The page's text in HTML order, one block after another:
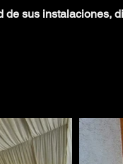
sus instalaciones,